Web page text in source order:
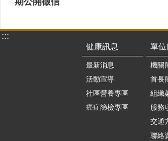
:::
健康訊息
最新消息
活動宣導
社區營養專區
癌症篩檢專區
單位
機關
首長
組織
服務
交通
聯絡